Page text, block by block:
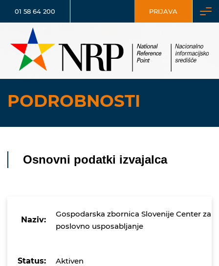
01 58 64 200 PRIJAVA
PODROBNOSTI
Osnovni podatki izvajalca
Naziv:
Gospodarska zbornica Slovenije Center za
poslovno usposabljanje
Status: Aktiven